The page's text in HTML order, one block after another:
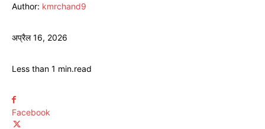
Author: kmrchand9
अप्रैल 16, 2026
Less than 1 min.read
Facebook